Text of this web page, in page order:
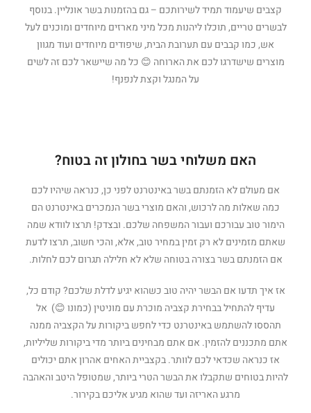
קצבים שיעמוד תמיד לשירותכם – גם בהזמנות בשר אונליין. בנוסף
לבשרים טריים, תוכלו ליהנות מכל מיני מארזים מיוחדים ומוכנים לעל
אש, כמו קבבים עם תערובת הבית, שיפודים מיוחדים ועוד מגוון
מוצרים שישדרגו לכם את הארוחה 😊 כל מה שיישאר לכם זה לשים
על המנגל וקצת לנפנף!
האם משלוחי בשר בחולון זה בטוח?
אם מעולם לא הזמנתם בשר באינטרנט לפני כן, כנראה שיהיו לכם
כמה שאלות מה לרכוש, והאם מוצרי בשר הנמכרים באינטרנט הם
הימור טוב עבורכם ועבור המשפחה שלכם. ובצדק! תרצו לוודא שמה
שאתם מזמינים לא רק זמין במחיר טוב, אלא, והכי חשוב, תרצו לדעת
אם הזמנתם בשר בצורה בטוחה שלא לא חלילה תגרום לכם לחלות.
אז איך תדעו אם הבשר יהיה טוב כשהוא יגיע לדלת שלכם? קודם כל,
עדיף להתחיל בבחירת קצביה מוכרת עם מוניטין (כמונו 😊) אל
תהססו להשתמש באינטרנט כדי לחפש ביקורות על הקצביה ממנה
אתם מתכננים להזמין. אם אתם מבחינים ביותר מדי ביקורות שליליות,
אז כנראה שכדאי לכם לוותר. בקצביית האחים אהרון אתם יכולים
להיות בטוחים שתקבלו את הבשר הטרי ביותר, שמטופל היטב והאהבה
מרגע האריזה ועד שהוא מגיע אליכם בקירור.